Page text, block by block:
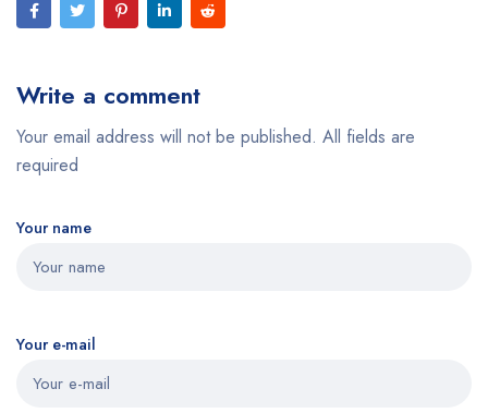
Write a comment
Your email address will not be published. All fields are
required
Your name
Your e-mail